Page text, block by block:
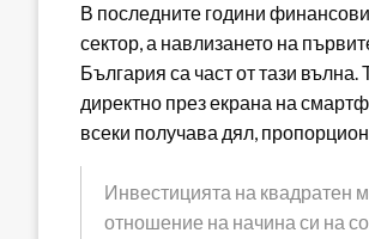
В последните години
сектор, а навлизането на
България са част от тази
директно през екрана на
всеки получава дял,
Инвестицията на квадратен
отношение на начина си на